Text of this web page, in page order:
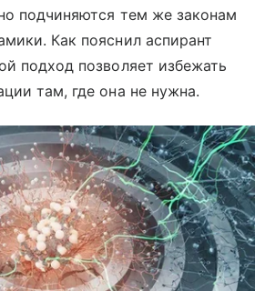
подчиняются тем же законам
Как пояснил аспирант
подход позволяет избежать
там, где она не нужна.